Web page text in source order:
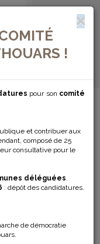
!
pour son comité
et contribuer aux
composé de 25
consultative pour le
déléguées.
: dépôt des candidatures.
de démocratie
»